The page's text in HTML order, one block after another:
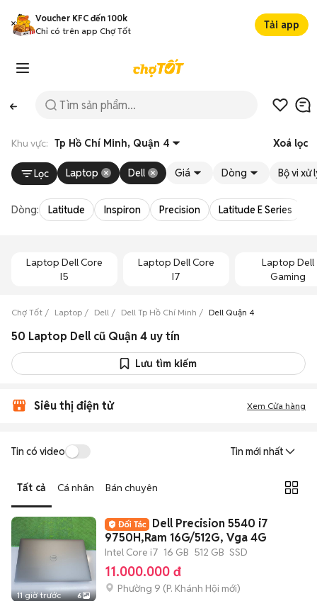
Voucher KFC đến 100k
Chỉ có trên app Chợ Tốt
Tải app
Khu vực: Tp Hồ Chí Minh, Quận 4 Xoá lọc
Lọc Laptop Dell Giá Dòng Bộ vi xử
Dòng: Latitude Inspiron Precision Latitude E Series
Laptop Dell Core
I5
Laptop Dell Core
I7
Laptop Dell
Gaming
Chợ Tốt Laptop Dell Dell Tp Hồ Chí Minh Dell Quận 4
50 Laptop Dell cũ Quận 4 uy tín
Lưu tìm kiếm
Siêu thị điện tử Xem Cửa hàng
Tin có video Tin mới nhất
Tất cả Cá nhân Bán chuyên
11 giờ trước 6
Dell Precision 5540 i7
9750H,Ram 16G/512G, Vga 4G
Intel Core i7 16 GB 512 GB SSD
11.000.000 đ
Phường 9 (P. Khánh Hội mới)